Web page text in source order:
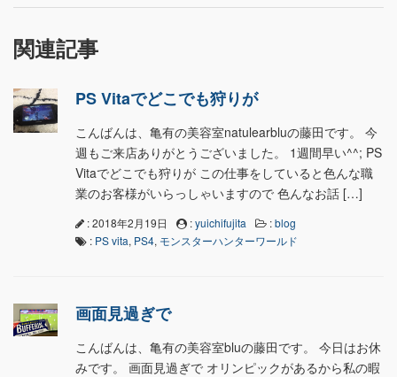
関連記事
PS Vitaでどこでも狩りが
こんばんは、亀有の美容室natulearbluの藤田です。 今
週もご来店ありがとうございました。 1週間早い^^; PS
Vitaでどこでも狩りが この仕事をしていると色んな職
業のお客様がいらっしゃいますので 色んなお話 […]
: 2018年2月19日 :yuichifujita :blog
: PS vita, PS4, モンスターハンターワールド
画面見過ぎで
こんばんは、亀有の美容室bluの藤田です。 今日はお休
みです。 画面見過ぎで オリンピックがあるから私の暇